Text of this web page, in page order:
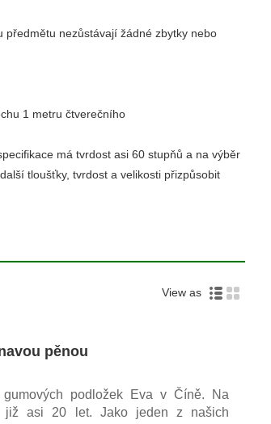
předmětu nezůstávají žádné zbytky nebo
1 metru čtverečního
má tvrdost asi 60 stupňů a na výběr
tloušťky, tvrdost a velikosti přizpůsobit
View as
pěnou
podložek Eva v Číně. Na
již asi 20 let. Jako jeden z našich